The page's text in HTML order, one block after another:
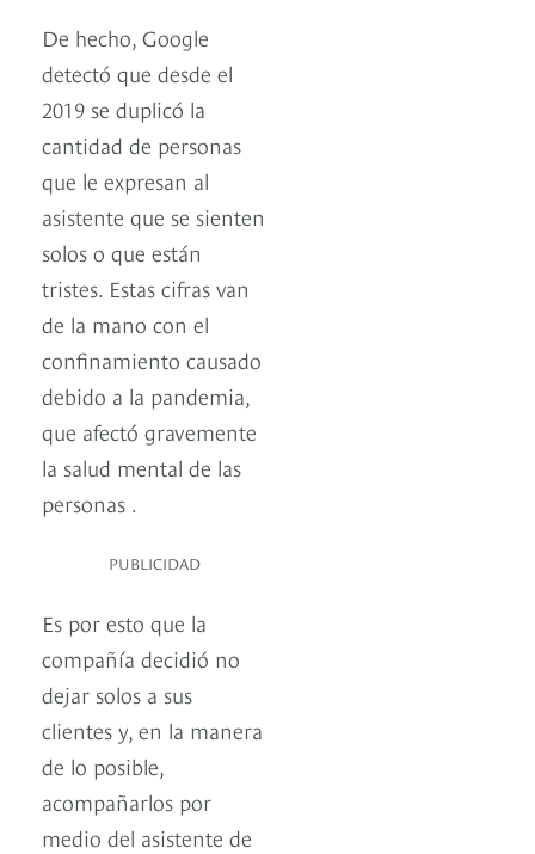
De hecho, Google
detectó que desde el
2019 se duplicó la
cantidad de personas
que le expresan al
asistente que se sienten
solos o que están
tristes. Estas cifras van
de la mano con el
confinamiento causado
debido a la pandemia,
que afectó gravemente
la salud mental de las
personas .
PUBLICIDAD
Es por esto que la
compañía decidió no
dejar solos a sus
clientes y, en la manera
de lo posible,
acompañarlos por
medio del asistente de